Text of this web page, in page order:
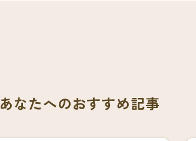
あなたへのおすすめ記事